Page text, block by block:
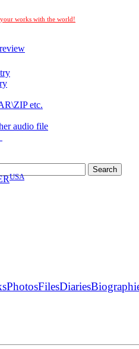
your works with the world!
etc.
audio file
USA
PhotosFilesDiaries